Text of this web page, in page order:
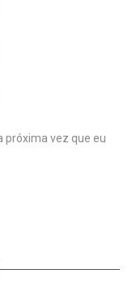
próxima vez que eu